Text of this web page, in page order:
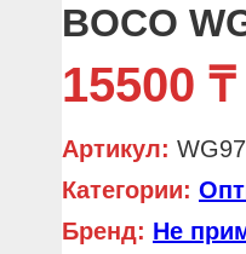
BOCO
15500 ₸
Артикул:
Категории:
Бренд: Не